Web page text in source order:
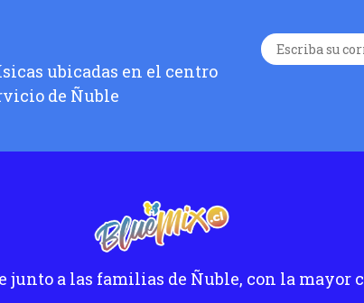
ubicadas en el centro
de Ñuble
junto a las familias de Ñuble, con la mayor